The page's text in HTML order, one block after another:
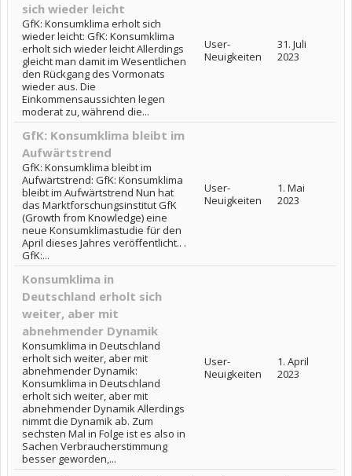
sich wieder leicht
GfK: Konsumklima erholt sich
wieder leicht: GfK: Konsumklima
erholt sich wieder leicht Allerdings
gleicht man damit im Wesentlichen
den Rückgang des Vormonats
wieder aus. Die
Einkommensaussichten legen
moderat zu, während die...
User-
Neuigkeiten
31. Juli
2023
GfK: Konsumklima bleibt im
Aufwärtstrend
GfK: Konsumklima bleibt im
Aufwärtstrend: GfK: Konsumklima
bleibt im Aufwärtstrend Nun hat
das Marktforschungsinstitut GfK
(Growth from Knowledge) eine
neue Konsumklimastudie für den
April dieses Jahres veröffentlicht.. .
GfK:...
User-
Neuigkeiten
1. Mai
2023
Konsumklima in
Deutschland erholt sich
weiter, aber mit
abnehmender Dynamik
Konsumklima in Deutschland
erholt sich weiter, aber mit
abnehmender Dynamik:
Konsumklima in Deutschland
erholt sich weiter, aber mit
abnehmender Dynamik Allerdings
nimmt die Dynamik ab. Zum
sechsten Mal in Folge ist es also in
Sachen Verbraucherstimmung
besser geworden,...
User-
Neuigkeiten
1. April
2023